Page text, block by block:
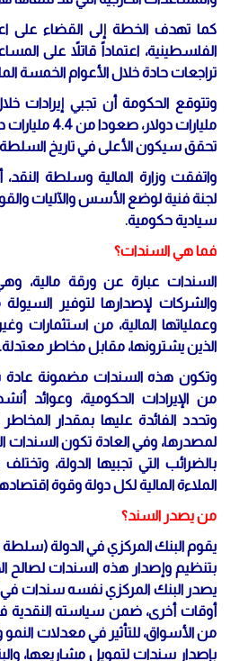
كما تهدف الخطة إلى القضاء على
الفلسطينية، اعتماداً قاتلاً على
تراجعات حادة خلال الأعوام الخمسة
تحقق سيكون الأعلى في تاريخ
واتفقت وزارة المالية وسلطة
لجنة فنية لوضع الأسس والآليات
سيادية حكومية.
فما هي السندات؟
السندات عبارة عن ورقة مالية،
والشركات لإصدارها لتوفير
وعملياتها المالية، من استثمارات
الذين يشترونها، مقابل مخاطر معتدلة.
وتكون هذه السندات مضمونة عادة
من الإيرادات الحكومية، وعوائد
وتحدد الفائدة عليها بمقدار
لمصدرها، وفي العادة تكون السندات
بالضرائب التي تجبيها الدولة،
الملاءة المالية لكل دولة وقوة
من يصدر السند؟
يقوم البنك المركزي في الدولة (سلطة
بتنظيم وإصدار هذه السندات لصالح
يصدر البنك المركزي نفسه سندات
أوقات أخرى، ضمن سياسته
من الأسواق، للتأثير في معدلات
بإصدار سندات لتمويل مشاريعها،